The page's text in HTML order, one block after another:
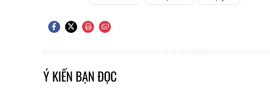
Ý KIẾN BẠN ĐỌC